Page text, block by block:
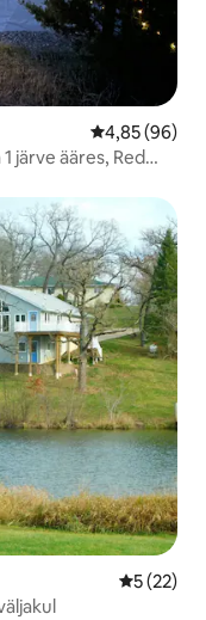
Keskmine
4,85 (96)
järve ääres, Red
Keskmine
5 (22)